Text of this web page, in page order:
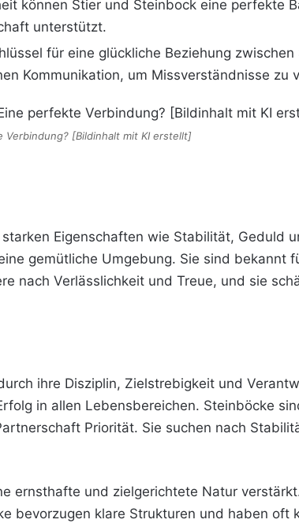
können Stier und Steinbock eine perfekte
unterstützt.
für eine glückliche Beziehung
Kommunikation, um Missverständnisse zu
[Bildinhalt mit KI erstellt]
Eigenschaften wie Stabilität, Geduld
gemütliche Umgebung. Sie sind bekannt
nach Verlässlichkeit und Treue, und sie
ihre Disziplin, Zielstrebigkeit und
in allen Lebensbereichen. Steinböcke
Priorität. Sie suchen nach
ernsthafte und zielgerichtete Natur
bevorzugen klare Strukturen und haben oft